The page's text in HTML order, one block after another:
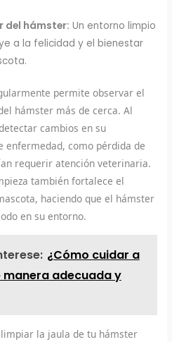
del hámster: Un entorno limpio
a la felicidad y el bienestar
permite observar el
hámster más de cerca. Al
cambios en su
enfermedad, como pérdida de
requerir atención veterinaria.
también fortalece el
haciendo que el hámster
en su entorno.
¿Cómo cuidar a
manera adecuada y
la jaula de tu hámster